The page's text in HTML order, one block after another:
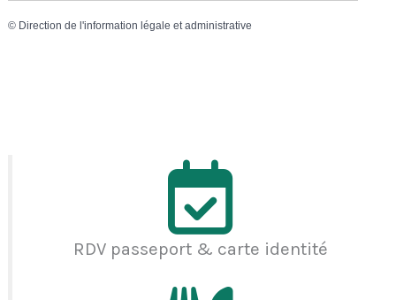
© Direction de l'information légale et administrative
RDV passeport & carte identité